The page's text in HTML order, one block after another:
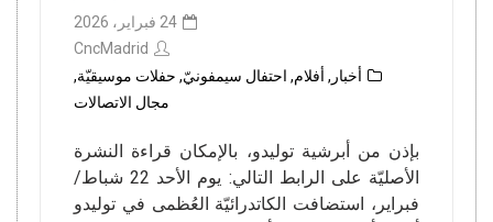
24 فبراير، 2026
CncMadrid
أخبار , أفلام, احتفال سيمفونيّ, حفلات موسيقيّة,
مجال الاتصالات
بإذن من أبرشية توليدو، بالإمكان قراءة النشرة
الأصليّة على الرابط التالي: يوم الأحد 22 شباط/
فبراير، استضافت الكاتدرائيّة العُظمى في توليدو